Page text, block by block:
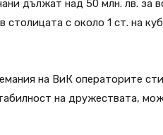
дължат над 50 млн. лв. за
с около 1 ст. на
на ВиК операторите
на дружествата,